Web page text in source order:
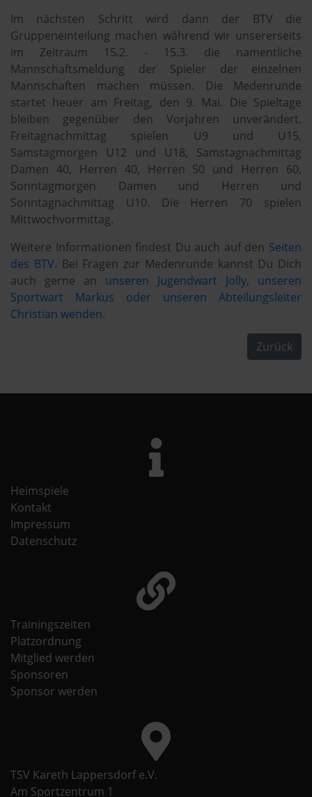
Im nächsten Schritt wird dann der BTV die
Gruppeneinteilung machen während wir unsererseits
im Zeitraum 15.2. - 15.3. die namentliche
Mannschaftsmeldung der Spieler der einzelnen
Mannschaften machen müssen. Die Medenrunde
startet heuer am Freitag, den 9. Mai. Die Spieltage
bleiben gegenüber den Vorjahren unverändert.
Freitagnachmittag spielen U9 und U15,
Samstagmorgen U12 und U18, Samstagnachmittag
Damen 40, Herren 40, Herren 50 und Herren 60,
Sonntagmorgen Damen und Herren und
Sonntagnachmittag U10. Die Herren 70 spielen
Mittwochvormittag.
Weitere Informationen findest Du auch auf den Seiten
des BTV. Bei Fragen zur Medenrunde kannst Du Dich
auch gerne an unseren Jugendwart Jolly, unseren
Sportwart Markus oder unseren Abteilungsleiter
Christian wenden.
Zurück
Heimspiele
Kontakt
Impressum
Datenschutz
Trainingszeiten
Platzordnung
Mitglied werden
Sponsoren
Sponsor werden
TSV Kareth Lappersdorf e.V.
Am Sportzentrum 1